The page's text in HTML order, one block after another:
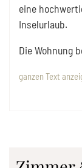
eine
Inselurlaub.
Die Wohnung
ganzen Text